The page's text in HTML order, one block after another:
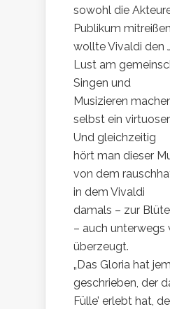
sowohl die
Publikum
wollte Vivaldi den
Lust am
Singen und
Musizieren
selbst ein
Und gleichzeitig
hört man dieser
von dem
in dem Vivaldi
damals – zur
– auch unterwegs
überzeugt.
„Das Gloria hat
geschrieben, der
Fülle’ erlebt hat,